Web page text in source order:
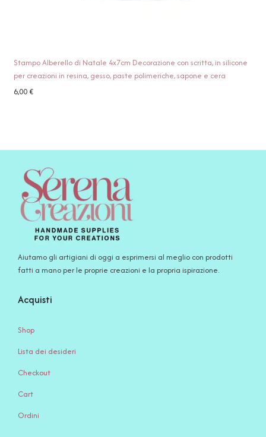
Stampo Alberello di Natale 4x7cm Decorazione con scritta, in silicone
per creazioni in resina, gesso, paste polimeriche, sapone e cera
6,00€
Aiutamo gli artigiani di oggi a esprimersi al meglio con prodotti
fatti a mano per le proprie creazioni e la propria ispirazione.
Acquisti
Shop
Lista dei desideri
Checkout
Cart
Ordini